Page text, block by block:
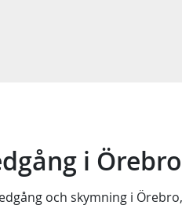
i Örebro
och skymning i